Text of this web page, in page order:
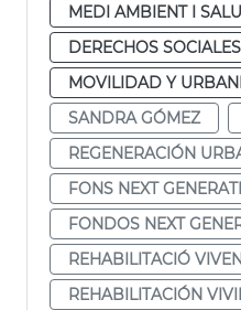
MEDI AMBIENT I
DERECHOS
MOVILIDAD Y
SANDRA GÓMEZ
REGENERACIÓN
FONS NEXT
FONDOS NEXT
REHABILITACIÓ
REHABILITACIÓN